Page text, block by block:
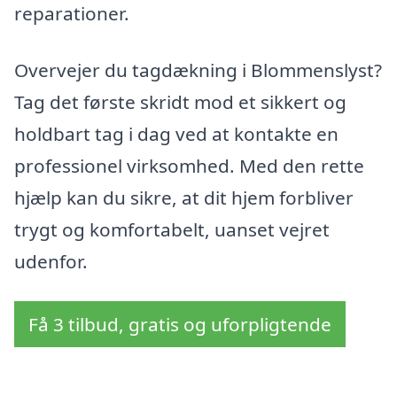
reparationer.
Overvejer du tagdækning i Blommenslyst?
Tag det første skridt mod et sikkert og
holdbart tag i dag ved at kontakte en
professionel virksomhed. Med den rette
hjælp kan du sikre, at dit hjem forbliver
trygt og komfortabelt, uanset vejret
udenfor.
Få 3 tilbud, gratis og uforpligtende